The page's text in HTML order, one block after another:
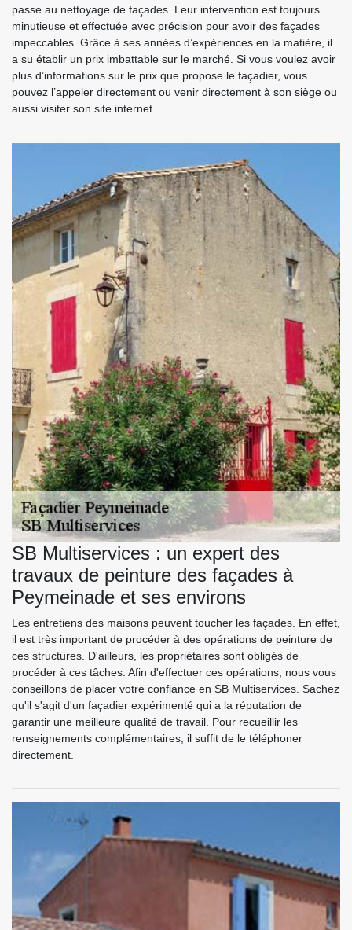
passe au nettoyage de façades. Leur intervention est toujours
minutieuse et effectuée avec précision pour avoir des façades
impeccables. Grâce à ses années d’expériences en la matière, il
a su établir un prix imbattable sur le marché. Si vous voulez avoir
plus d’informations sur le prix que propose le façadier, vous
pouvez l’appeler directement ou venir directement à son siège ou
aussi visiter son site internet.
SB Multiservices : un expert des
travaux de peinture des façades à
Peymeinade et ses environs
Les entretiens des maisons peuvent toucher les façades. En effet,
il est très important de procéder à des opérations de peinture de
ces structures. D'ailleurs, les propriétaires sont obligés de
procéder à ces tâches. Afin d'effectuer ces opérations, nous vous
conseillons de placer votre confiance en SB Multiservices. Sachez
qu'il s'agit d'un façadier expérimenté qui a la réputation de
garantir une meilleure qualité de travail. Pour recueillir les
renseignements complémentaires, il suffit de le téléphoner
directement.